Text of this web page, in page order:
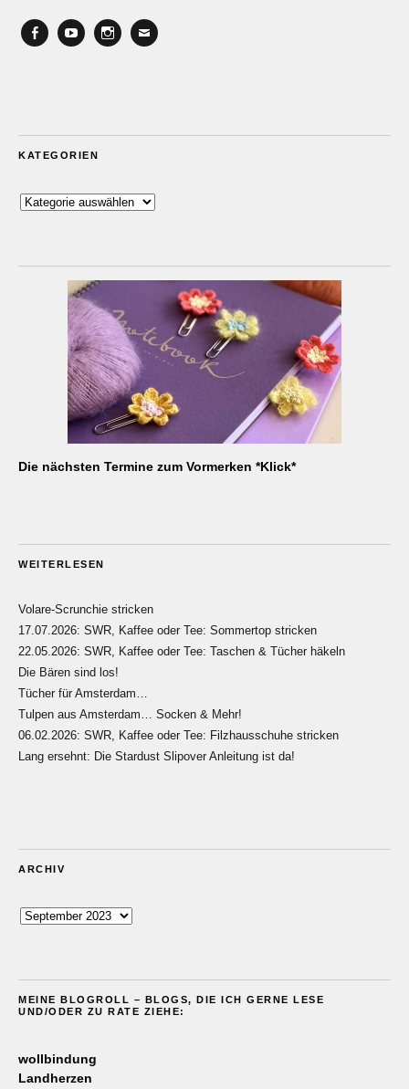
KATEGORIEN
Kategorien
Die nächsten Termine zum Vormerken *Klick*
WEITERLESEN
Volare-Scrunchie stricken
17.07.2026: SWR, Kaffee oder Tee: Sommertop stricken
22.05.2026: SWR, Kaffee oder Tee: Taschen & Tücher häkeln
Die Bären sind los!
Tücher für Amsterdam…
Tulpen aus Amsterdam… Socken & Mehr!
06.02.2026: SWR, Kaffee oder Tee: Filzhausschuhe stricken
Lang ersehnt: Die Stardust Slipover Anleitung ist da!
ARCHIV
Archiv
MEINE BLOGROLL – BLOGS, DIE ICH GERNE LESE
UND/ODER ZU RATE ZIEHE:
wollbindung
Landherzen